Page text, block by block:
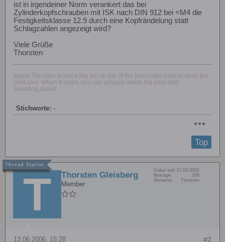
ist in irgendeiner Norm verankert das bei
Zylinderkopfschrauben mit ISK nach DIN 912 bei <M4 die
Festigkeitsklasse 12.9 durch eine Kopfrändelung statt
Schlagzahlen angezeigt wird?
Viele Grüße
Thorsten
&quot;The rotor is just a big fan on top of the helicopter used to keep the
pilot cool. When it stops, you can actually watch the pilot start
sweating.&quot;
Stichworte: -
Top
Thorsten Gleisberg
Member
Dabei seit: 12.04.2001
Beiträge:
358
Vorname:
Thorsten
#2
13.06.2006, 15:28